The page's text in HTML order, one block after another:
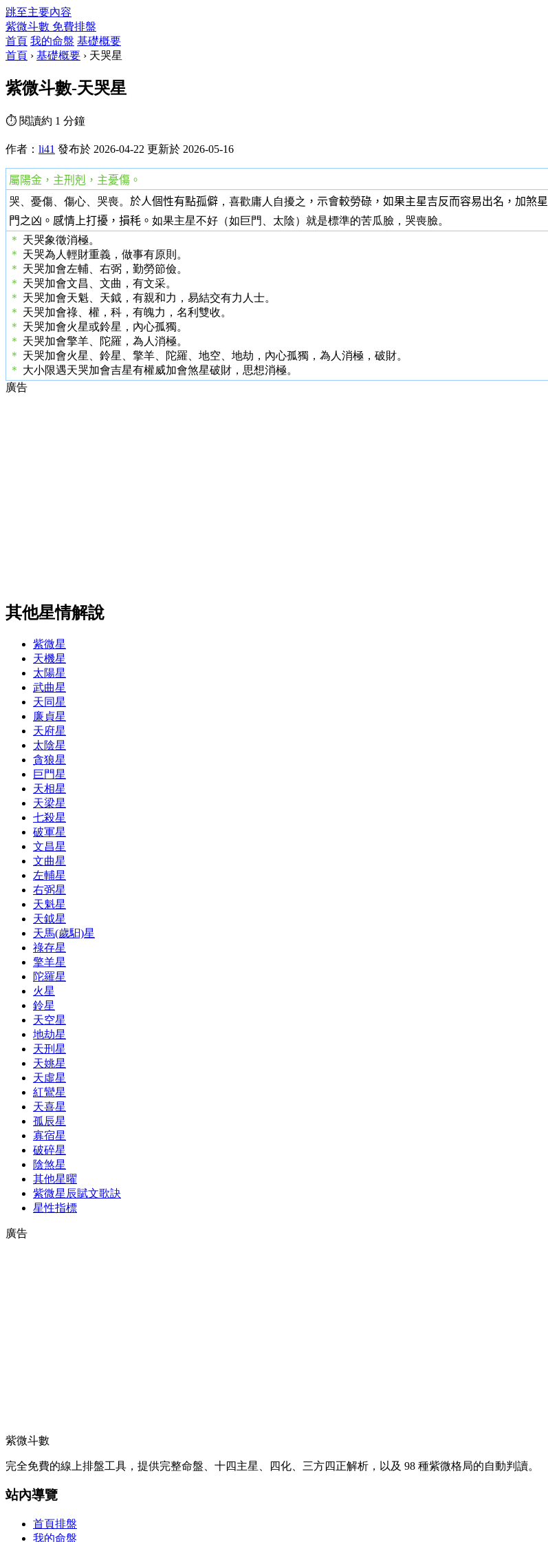
跳至主要內容
紫微斗數 免費排盤
首頁 我的命盤 基礎概要
首頁 › 基礎概要 › 天哭星
紫微斗數-天哭星
⏱ 閱讀約 1 分鐘
作者： li41 發布於 2026-04-22 更新於 2026-05-16
屬陽金，主刑剋，主憂傷。
哭、憂傷、傷心、哭喪。 於人個性有點孤僻 ，喜歡庸人自擾之 ，示會較勞碌，如果主星吉反而容易出名，加煞
門之凶 。 感情上打擾，損秏。 如果主星不好（如巨門、太陰）就是標準的苦瓜臉，哭喪臉。
＊ 天哭象徵消極。
＊ 天哭為人輕財重義，做事有原則。
＊ 天哭加會左輔、右弼，勤勞節儉。
＊ 天哭加會文昌、文曲，有文采。
＊ 天哭加會天魁、天鉞，有親和力，易結交有力人士。
＊ 天哭加會祿、權，科，有魄力，名利雙收。
＊ 天哭加會火星或鈴星，內心孤獨。
＊ 天哭加會擎羊、陀羅，為人消極。
＊ 天哭加會火星、鈴星、擎羊、陀羅、地空、地劫，內心孤獨，為人消極，破財。
＊ 大小限遇天哭加會吉星有權威加會煞星破財，思想消極。
廣告
其他星情解說
紫微星
天機星
太陽星
武曲星
天同星
廉貞星
天府星
太陰星
貪狼星
巨門星
天相星
天梁星
七殺星
破軍星
文昌星
文曲星
左輔星
右弼星
天魁星
天鉞星
天馬(歲馹)星
祿存星
擎羊星
陀羅星
火星
鈴星
天空星
地劫星
天刑星
天姚星
天虛星
紅鸞星
天喜星
孤辰星
寡宿星
破碎星
陰煞星
其他星曜
紫微星辰賦文歌訣
星性指標
廣告
紫微斗數
完全免費的線上排盤工具，提供完整命盤、十四主星、四化、三方四正解析，以及 98 種紫微格局的自動判讀。
站內導覽
首頁排盤
我的命盤